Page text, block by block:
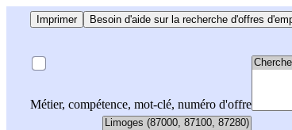
Imprimer Besoin d'aide sur la recherche d'offres
Métier, compétence, mot-clé, numéro d'offre